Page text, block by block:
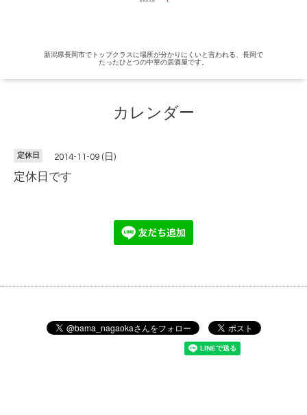
新潟県長岡市でトップクラスに場所が分かりにくいと言われる、長岡で
たったひとつの中華の居酒屋です。
カレンダー
定休日 2014-11-09 (日)
定休日です